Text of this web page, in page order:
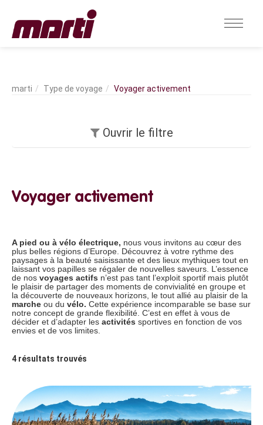
Type de voyage Voyager activement
Ouvrir le filtre
Voyager activement
A pied ou à vélo électrique, nous vous invitons au cœur des
plus belles régions d’Europe. Découvrez à votre rythme des
paysages à la beauté saisissante et des lieux mythiques tout en
laissant vos papilles se régaler de nouvelles saveurs. L’essence
de nos voyages actifs n’est pas tant l’exploit sportif mais plutôt
le plaisir de partager des moments de convivialité en groupe et
la découverte de nouveaux horizons, le tout allié au plaisir de la
marche ou du vélo. Cette expérience incomparable se base sur
notre concept de grande flexibilité. C’est en effet à vous de
décider et d’adapter les activités sportives en fonction de vos
envies et de vos limites.
4 résultats trouvés